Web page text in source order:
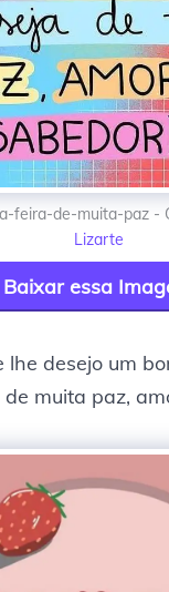
feira-de-muita-paz -
Lizarte
Baixar essa
lhe desejo um
muita paz,